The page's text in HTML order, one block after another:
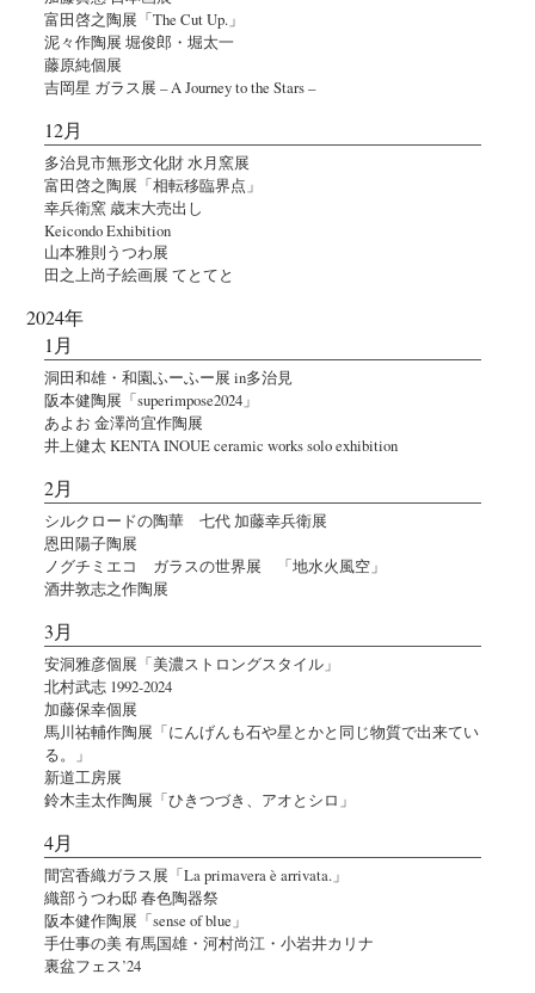
富田啓之陶展「The Cut Up.」
泥々作陶展 堀俊郎・堀太一
藤原純個展
吉岡星 ガラス展 – A Journey to the Stars –
12月
多治見市無形文化財 水月窯展
富田啓之陶展「相転移臨界点」
幸兵衛窯 歳末大売出し
Keicondo Exhibition
山本雅則うつわ展
田之上尚子絵画展 てとてと
2024年
1月
洞田和雄・和園ふーふー展 in多治見
阪本健陶展「superimpose2024」
あよお 金澤尚宜作陶展
井上健太 KENTA INOUE ceramic works solo exhibition
2月
シルクロードの陶華 七代 加藤幸兵衛展
恩田陽子陶展
ノグチミエコ ガラスの世界展 「地水火風空」
酒井敦志之作陶展
3月
安洞雅彦個展「美濃ストロングスタイル」
北村武志 1992-2024
加藤保幸個展
馬川祐輔作陶展「にんげんも石や星とかと同じ物質で出来てい
る。」
新道工房展
鈴木圭太作陶展「ひきつづき、アオとシロ」
4月
間宮香織ガラス展「La primavera è arrivata.」
織部うつわ邸 春色陶器祭
阪本健作陶展「sense of blue」
手仕事の美 有馬国雄・河村尚江・小岩井カリナ
裏盆フェス’24